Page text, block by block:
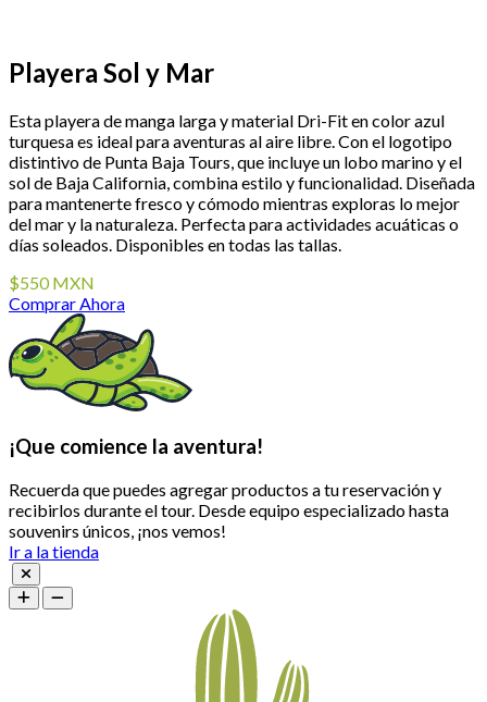
Playera Sol y Mar
Esta playera de manga larga y material Dri-Fit en color azul
turquesa es ideal para aventuras al aire libre. Con el logotipo
distintivo de Punta Baja Tours, que incluye un lobo marino y el
sol de Baja California, combina estilo y funcionalidad. Diseñada
para mantenerte fresco y cómodo mientras exploras lo mejor
del mar y la naturaleza. Perfecta para actividades acuáticas o
días soleados. Disponibles en todas las tallas.
$550 MXN
Comprar Ahora
¡Que comience la aventura!
Recuerda que puedes agregar productos a tu reservación y
recibirlos durante el tour. Desde equipo especializado hasta
souvenirs únicos, ¡nos vemos!
Ir a la tienda